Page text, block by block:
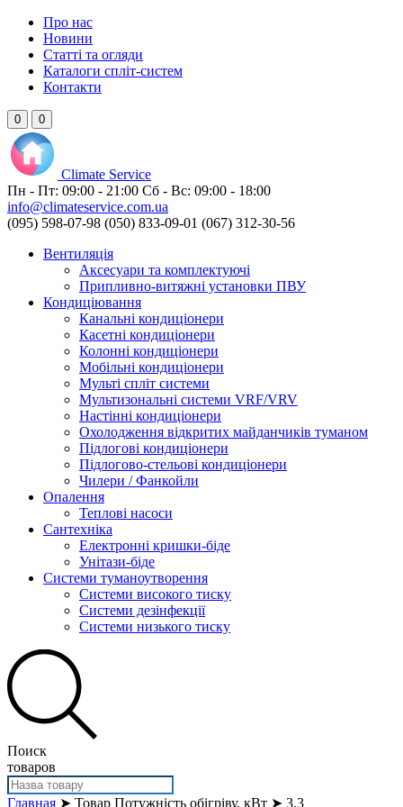
Про нас
Новини
Статті та огляди
Каталоги спліт-систем
Контакти
0 0
Climate Service
Пн - Пт: 09:00 - 21:00 Сб - Вс: 09:00 - 18:00
info@climateservice.com.ua
(095) 598-07-98 (050) 833-09-01 (067) 312-30-56
Вентиляція
Аксесуари та комплектуючі
Припливно-витяжні установки ПВУ
Кондиціювання
Канальні кондиціонери
Касетні кондиціонери
Колонні кондиціонери
Мобільні кондиціонери
Мульті спліт системи
Мультизональні системи VRF/VRV
Настінні кондиціонери
Охолодження відкритих майданчиків туманом
Підлогові кондиціонери
Підлогово-стельові кондиціонери
Чилери / Фанкойли
Опалення
Теплові насоси
Сантехніка
Електронні кришки-біде
Унітази-біде
Системи туманоутворення
Системи високого тиску
Системи дезінфекції
Системи низького тиску
Поиск
товаров
Главная ➤ Товар Потужність обігріву, кВт ➤ 3.3